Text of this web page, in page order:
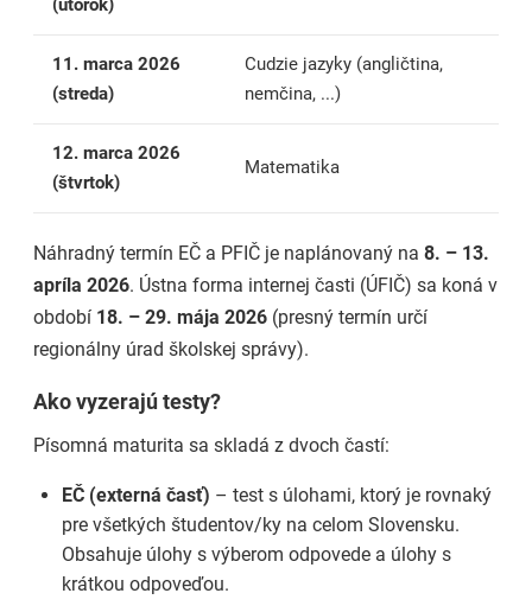
(utorok)
11. marca 2026
(streda)
Cudzie jazyky (angličtina,
nemčina, ...)
12. marca 2026
(štvrtok)
Matematika
Náhradný termín EČ a PFIČ je naplánovaný na 8. – 13.
apríla 2026. Ústna forma internej časti (ÚFIČ) sa koná v
období 18. – 29. mája 2026 (presný termín určí
regionálny úrad školskej správy).
Ako vyzerajú testy?
Písomná maturita sa skladá z dvoch častí:
EČ (externá časť) – test s úlohami, ktorý je rovnaký
pre všetkých študentov/ky na celom Slovensku.
Obsahuje úlohy s výberom odpovede a úlohy s
krátkou odpoveďou.